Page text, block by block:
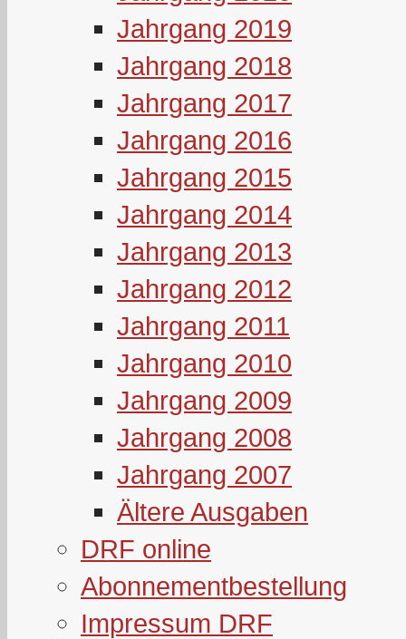
Jahrgang 2019
Jahrgang 2018
Jahrgang 2017
Jahrgang 2016
Jahrgang 2015
Jahrgang 2014
Jahrgang 2013
Jahrgang 2012
Jahrgang 2011
Jahrgang 2010
Jahrgang 2009
Jahrgang 2008
Jahrgang 2007
Ältere Ausgaben
DRF online
Abonnementbestellung
Impressum DRF